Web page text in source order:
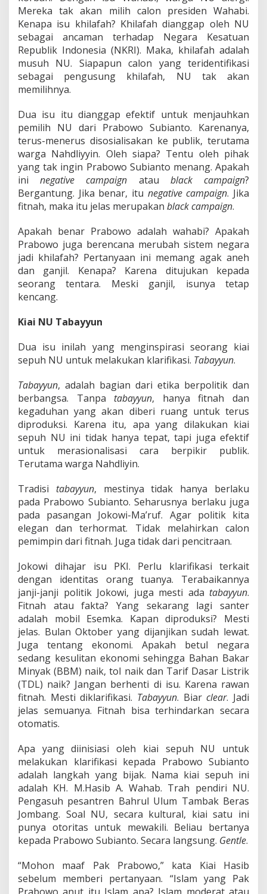
Mereka tak akan milih calon presiden Wahabi.
Kenapa isu khilafah? Khilafah dianggap oleh NU
sebagai ancaman terhadap Negara Kesatuan
Republik Indonesia (NKRI). Maka, khilafah adalah
musuh NU. Siapapun calon yang teridentifikasi
sebagai pengusung khilafah, NU tak akan
memilihnya.
Dua isu itu dianggap efektif untuk menjauhkan
pemilih NU dari Prabowo Subianto. Karenanya,
terus-menerus disosialisakan ke publik, terutama
warga Nahdliyyin. Oleh siapa? Tentu oleh pihak
yang tak ingin Prabowo Subianto menang. Apakah
ininegative campaign atau black campaign?
Bergantung. Jika benar, itu negative campaign. Jika
fitnah, maka itu jelas merupakan black campaign.
Apakah benar Prabowo adalah wahabi? Apakah
Prabowo juga berencana merubah sistem negara
jadi khilafah? Pertanyaan ini memang agak aneh
dan ganjil. Kenapa? Karena ditujukan kepada
seorang tentara. Meski ganjil, isunya tetap
kencang.
Kiai NU Tabayyun
Dua isu inilah yang menginspirasi seorang kiai
sepuh NU untuk melakukan klarifikasi. Tabayyun.
Tabayyun, adalah bagian dari etika berpolitik dan
berbangsa. Tanpa tabayyun, hanya fitnah dan
kegaduhan yang akan diberi ruang untuk terus
diproduksi. Karena itu, apa yang dilakukan kiai
sepuh NU ini tidak hanya tepat, tapi juga efektif
untuk merasionalisasi cara berpikir publik.
Terutama warga Nahdliyin.
Tradisi tabayyun, mestinya tidak hanya berlaku
pada Prabowo Subianto. Seharusnya berlaku juga
pada pasangan Jokowi-Ma’ruf. Agar politik kita
elegan dan terhormat. Tidak melahirkan calon
pemimpin dari fitnah. Juga tidak dari pencitraan.
Jokowi dihajar isu PKI. Perlu klarifikasi terkait
dengan identitas orang tuanya. Terabaikannya
janji-janji politik Jokowi, juga mesti ada tabayyun.
Fitnah atau fakta? Yang sekarang lagi santer
adalah mobil Esemka. Kapan diproduksi? Mesti
jelas. Bulan Oktober yang dijanjikan sudah lewat.
Juga tentang ekonomi. Apakah betul negara
sedang kesulitan ekonomi sehingga Bahan Bakar
Minyak (BBM) naik, tol naik dan Tarif Dasar Listrik
(TDL) naik? Jangan berhenti di isu. Karena rawan
fitnah. Mesti diklarifikasi. Tabayyun. Biarclear. Jadi
jelas semuanya. Fitnah bisa terhindarkan secara
otomatis.
Apa yang diinisiasi oleh kiai sepuh NU untuk
melakukan klarifikasi kepada Prabowo Subianto
adalah langkah yang bijak. Nama kiai sepuh ini
adalah KH. M.Hasib A. Wahab. Trah pendiri NU.
Pengasuh pesantren Bahrul Ulum Tambak Beras
Jombang. Soal NU, secara kultural, kiai satu ini
punya otoritas untuk mewakili. Beliau bertanya
kepada Prabowo Subianto. Secara langsung. Gentle.
“Mohon maaf Pak Prabowo,” kata Kiai Hasib
sebelum memberi pertanyaan. “Islam yang Pak